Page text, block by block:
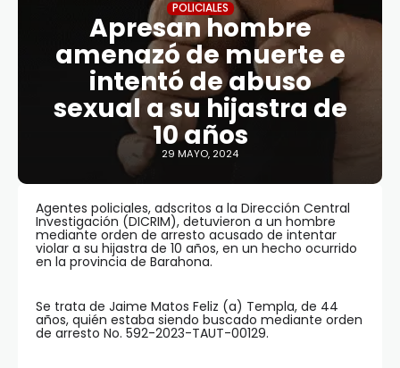
POLICIALES
Apresan hombre
amenazó de muerte e
intentó de abuso
sexual a su hijastra de
10 años
29 MAYO, 2024
Agentes policiales, adscritos a la Dirección Central
Investigación (DICRIM), detuvieron a un hombre
mediante orden de arresto acusado de intentar
violar a su hijastra de 10 años, en un hecho ocurrido
en la provincia de Barahona.
Se trata de Jaime Matos Feliz (a) Templa, de 44
años, quién estaba siendo buscado mediante orden
de arresto No. 592-2023-TAUT-00129.